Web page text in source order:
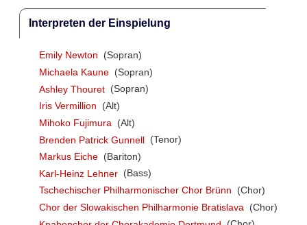
Interpreten der Einspielung
Emily Newton
(Sopran)
Michaela Kaune (Sopran)
Ashley Thouret (Sopran)
Iris Vermillion
(Alt)
Mihoko Fujimura
(Alt)
Brenden Patrick Gunnell (Tenor)
Markus Eiche (Bariton)
Karl-Heinz Lehner (Bass)
Tschechischer Philharmonischer Chor Brünn
(Chor)
Chor der Slowakischen Philharmonie Bratislava
(Chor)